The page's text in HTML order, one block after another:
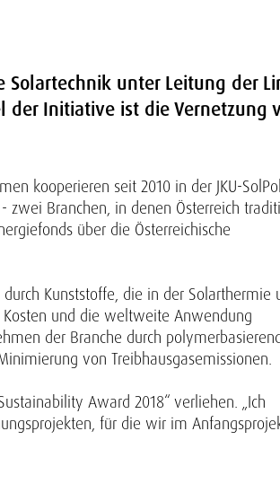
unter Leitung der
der Initiative ist die Vernetzung
kooperieren seit 2010 in der JKU-
Branchen, in denen Österreich
über die Österreichische
Kunststoffe, die in der Solarthermie
und die weltweite Anwendung
der Branche durch
von Treibhausgasemissionen.
Award 2018“ verliehen. „Ich
für die wir im